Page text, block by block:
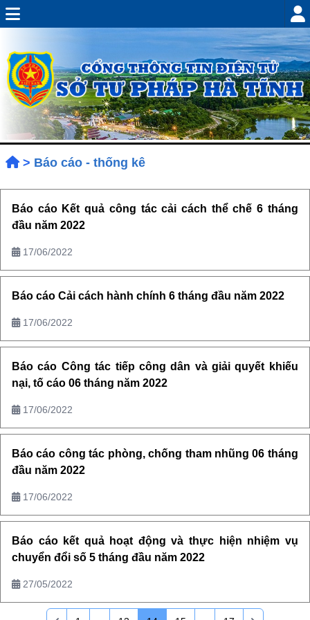
> Báo cáo - thống kê
Báo cáo Kết quả công tác cải cách thể chế 6 tháng
đầu năm 2022
17/06/2022
Báo cáo Cải cách hành chính 6 tháng đầu năm 2022
17/06/2022
Báo cáo Công tác tiếp công dân và giải quyết khiếu
nại, tố cáo 06 tháng năm 2022
17/06/2022
Báo cáo công tác phòng, chống tham nhũng 06 tháng
đầu năm 2022
17/06/2022
Báo cáo kết quả hoạt động và thực hiện nhiệm vụ
chuyển đổi số 5 tháng đầu năm 2022
27/05/2022